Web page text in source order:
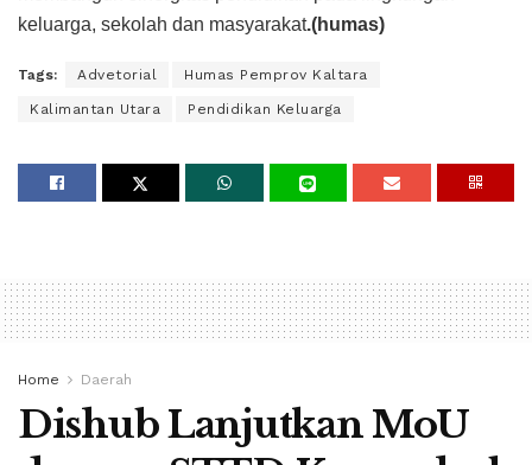
keluarga, sekolah dan masyarakat.(humas)
Tags: Advetorial Humas Pemprov Kaltara
Kalimantan Utara Pendidikan Keluarga
Home Daerah
Dishub Lanjutkan MoU